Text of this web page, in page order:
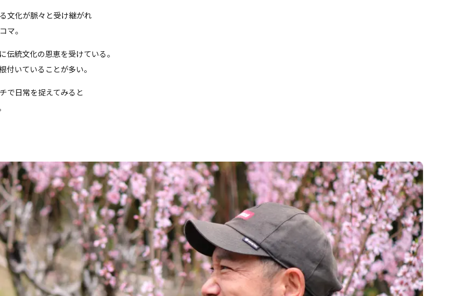
文化が脈々と受け継がれ
マ。
伝統文化の恩恵を受けている。
付いていることが多い。
で日常を捉えてみると